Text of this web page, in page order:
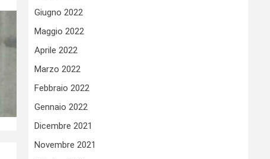
Giugno 2022
Maggio 2022
Aprile 2022
Marzo 2022
Febbraio 2022
Gennaio 2022
Dicembre 2021
Novembre 2021